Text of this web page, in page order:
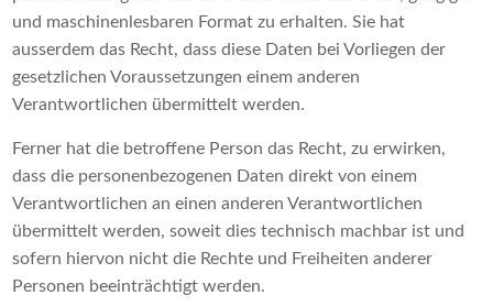
und maschinenlesbaren Format zu erhalten. Sie hat
ausserdem das Recht, dass diese Daten bei Vorliegen der
gesetzlichen Voraussetzungen einem anderen
Verantwortlichen übermittelt werden.
Ferner hat die betroffene Person das Recht, zu erwirken,
dass die personenbezogenen Daten direkt von einem
Verantwortlichen an einen anderen Verantwortlichen
übermittelt werden, soweit dies technisch machbar ist und
sofern hiervon nicht die Rechte und Freiheiten anderer
Personen beeinträchtigt werden.